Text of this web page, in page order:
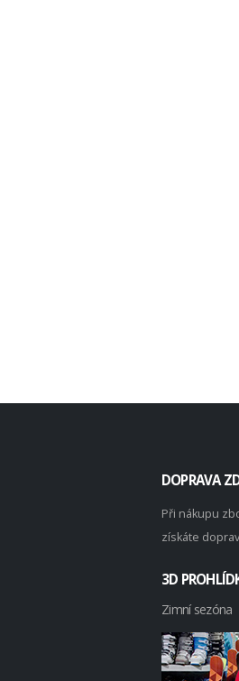
DOPRAVA
Při nákupu
získáte
3D
Zimní sezóna